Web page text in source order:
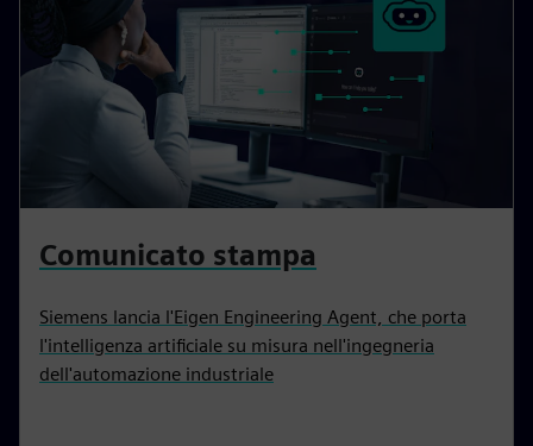
Comunicato stampa
Siemens lancia l'Eigen Engineering Agent, che porta
l'intelligenza artificiale su misura nell'ingegneria
dell'automazione industriale